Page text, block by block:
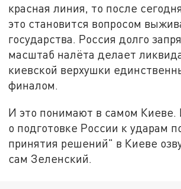
красная линия, то после
это становится вопросом
государства. Россия долго
масштаб налёта делает
киевской верхушки
финалом.
И это понимают в самом
о подготовке России к ударам
принятия решений" в Киеве
сам Зеленский.